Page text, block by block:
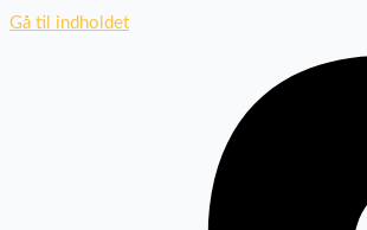
Gå til indholdet